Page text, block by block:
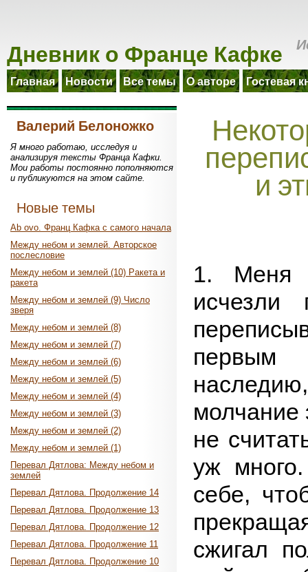
Дневник о Франце Кафке
Главная Новости Все темы О авторе Гостевая
Валерий Белоножко
Я много работаю, исследуя и
анализируя тексты Франца Кафки.
Мои работы постоянно пополняются
и публикуются на этом сайте.
Новые темы
Ab ovo. Франц Кафка с самого начала
Между небом и землей. Авторское
послесловие
Между небом и землей (10) Ракета и
ракета
Между небом и землей (9) Число
зверя
Между небом и землей (8)
Между небом и землей (7)
Между небом и землей (6)
Между небом и землей (5)
Между небом и землей (4)
Между небом и землей (3)
Между небом и землей (2)
Между небом и землей (1)
Перевал Дятлова: Между небом и
землей
Перевал Дятлова. Продолжение 14
Перевал Дятлова. Продолжение 13
Перевал Дятлова. Продолжение 12
Перевал Дятлова. Продолжение 11
Перевал Дятлова. Продолжение 10
и
1. Меня
первым
молчание
не
уж
себе,
сжигал